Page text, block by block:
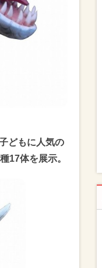
どもに人気の
17体を展示。